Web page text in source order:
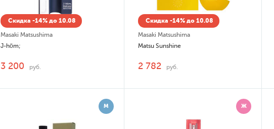
Скидка -14% до 10.08
Masaki Matsushima
J-höm;
3 200 руб.
Скидка -14% до 10.08
Masaki Matsushima
Matsu Sunshine
2 782 руб.
М Ж